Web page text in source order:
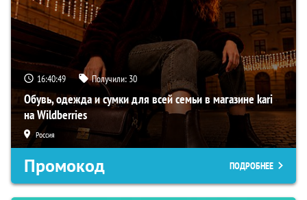
16:40:47 Получили: 30
Обувь, одежда и сумки для всей семьи в магазине kari
на Wildberries
Россия
Промокод ПОДРОБНЕЕ